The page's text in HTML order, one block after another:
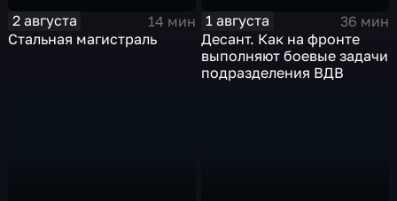
2 августа
14 мин
Стальная магистраль
1 августа
36 мин
Десант. Как на фронте
выполняют боевые задачи
подразделения ВДВ